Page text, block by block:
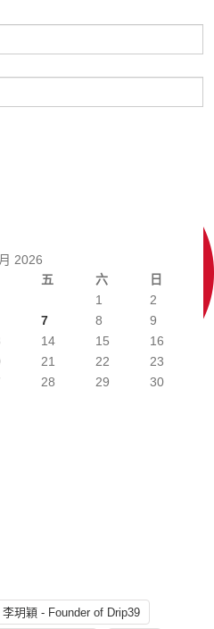
2026
五 六 日
1
2
7 8
9
14 15
16
21 22
23
28 29
30
李玥穎 - Founder of Drip39